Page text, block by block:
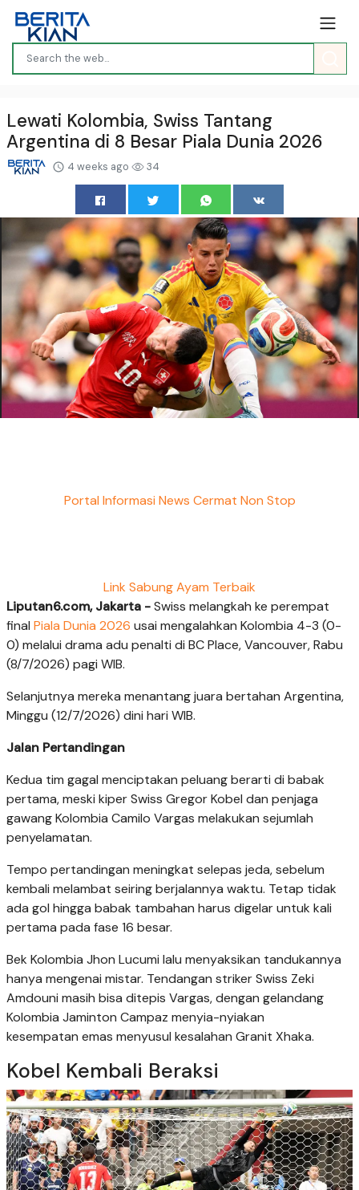
Lewati Kolombia, Swiss Tantang
Argentina di 8 Besar Piala Dunia 2026
4 weeks ago 34
Portal Informasi News Cermat Non Stop
Link Sabung Ayam Terbaik
Liputan6.com, Jakarta -Swiss melangkah ke perempat
final Piala Dunia 2026 usai mengalahkan Kolombia 4-3 (0-
0) melalui drama adu penalti di BC Place, Vancouver, Rabu
(8/7/2026) pagi WIB.
Selanjutnya mereka menantang juara bertahan Argentina,
Minggu (12/7/2026) dini hari WIB.
Jalan Pertandingan
Kedua tim gagal menciptakan peluang berarti di babak
pertama, meski kiper Swiss Gregor Kobel dan penjaga
gawang Kolombia Camilo Vargas melakukan sejumlah
penyelamatan.
Tempo pertandingan meningkat selepas jeda, sebelum
kembali melambat seiring berjalannya waktu. Tetap tidak
ada gol hingga babak tambahan harus digelar untuk kali
pertama pada fase 16 besar.
Bek Kolombia Jhon Lucumi lalu menyaksikan tandukannya
hanya mengenai mistar. Tendangan striker Swiss Zeki
Amdouni masih bisa ditepis Vargas, dengan gelandang
Kolombia Jaminton Campaz menyia-nyiakan
kesempatan emas menyusul kesalahan Granit Xhaka.
Kobel Kembali Beraksi